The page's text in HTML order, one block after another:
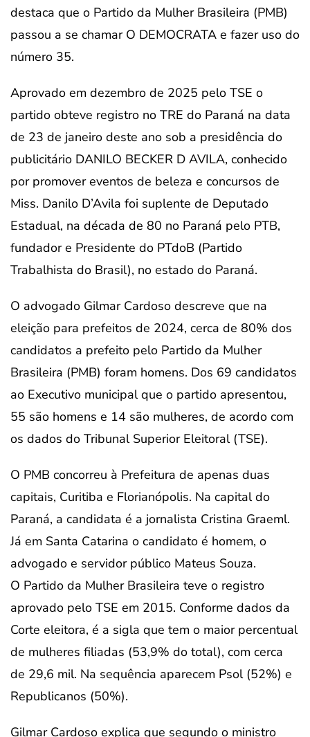
destaca que o Partido da Mulher Brasileira (PMB)
passou a se chamar O DEMOCRATA e fazer uso do
número 35.
Aprovado em dezembro de 2025 pelo TSE o
partido obteve registro no TRE do Paraná na data
de 23 de janeiro deste ano sob a presidência do
publicitário DANILO BECKER D AVILA, conhecido
por promover eventos de beleza e concursos de
Miss. Danilo D’Avila foi suplente de Deputado
Estadual, na década de 80 no Paraná pelo PTB,
fundador e Presidente do PTdoB (Partido
Trabalhista do Brasil), no estado do Paraná.
O advogado Gilmar Cardoso descreve que na
eleição para prefeitos de 2024, cerca de 80% dos
candidatos a prefeito pelo Partido da Mulher
Brasileira (PMB) foram homens. Dos 69 candidatos
ao Executivo municipal que o partido apresentou,
55 são homens e 14 são mulheres, de acordo com
os dados do Tribunal Superior Eleitoral (TSE).
O PMB concorreu à Prefeitura de apenas duas
capitais, Curitiba e Florianópolis. Na capital do
Paraná, a candidata é a jornalista Cristina Graeml.
Já em Santa Catarina o candidato é homem, o
advogado e servidor público Mateus Souza.
O Partido da Mulher Brasileira teve o registro
aprovado pelo TSE em 2015. Conforme dados da
Corte eleitora, é a sigla que tem o maior percentual
de mulheres filiadas (53,9% do total), com cerca
de 29,6 mil. Na sequência aparecem Psol (52%) e
Republicanos (50%).
Gilmar Cardoso explica que segundo o ministro